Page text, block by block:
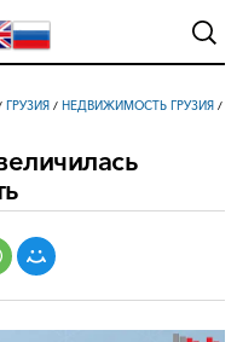
ГРУЗИЯ / НЕДВИЖИМОСТЬ ГРУЗИЯ /